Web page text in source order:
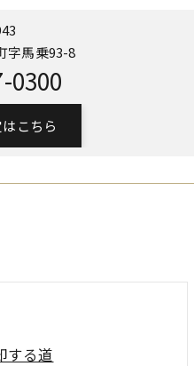
字馬乗93-8
0300
こちら
する道